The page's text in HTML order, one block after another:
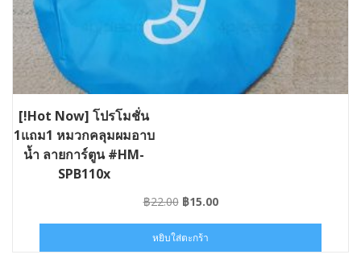
[!Hot Now] โปรโมชั่น
1แถม1 หมวกคลุมผมอาบ
น้ำ ลายการ์ตูน #HM-
SPB110x
฿22.00 Original
was:
฿22.00.
฿15.00Current
฿15.00.
หยิบใส่ตะกร้า